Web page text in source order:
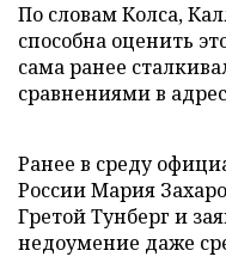
По словам Колса,
способна оценить
сама ранее
сравнениями в
Ранее в среду
России Мария
Гретой Тунберг и
недоумение даже